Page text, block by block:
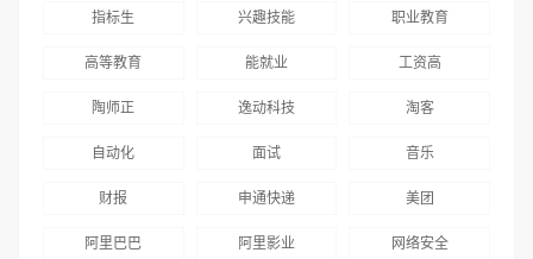
指标生 兴趣技能 职业教育
高等教育 能就业 工资高
陶师正 逸动科技 淘客
自动化 面试 音乐
财报 申通快递 美团
阿里巴巴 阿里影业 网络安全